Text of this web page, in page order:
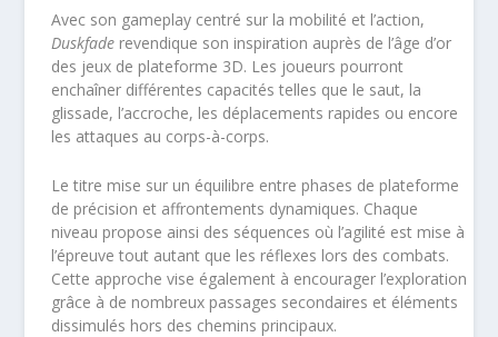
Avec son gameplay centré sur la mobilité et l’action,
Duskfade revendique son inspiration auprès de l’âge d’or
des jeux de plateforme 3D. Les joueurs pourront
enchaîner différentes capacités telles que le saut, la
glissade, l’accroche, les déplacements rapides ou encore
les attaques au corps-à-corps.
Le titre mise sur un équilibre entre phases de plateforme
de précision et affrontements dynamiques. Chaque
niveau propose ainsi des séquences où l’agilité est mise à
l’épreuve tout autant que les réflexes lors des combats.
Cette approche vise également à encourager l’exploration
grâce à de nombreux passages secondaires et éléments
dissimulés hors des chemins principaux.